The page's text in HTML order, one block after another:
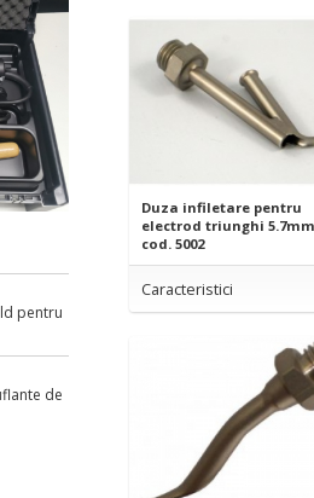
pentru
de
Duza infiletare pentru
electrod triunghi
cod. 5002
Caracteristici